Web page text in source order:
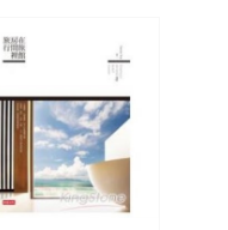
直到現在愈來愈積極
，發揮正面影響力。除
擾：容貌焦慮、工作
的視角，讓讀者重新
覺更好。 鮮豔豐富的彩
圖畫和文字解說，讀